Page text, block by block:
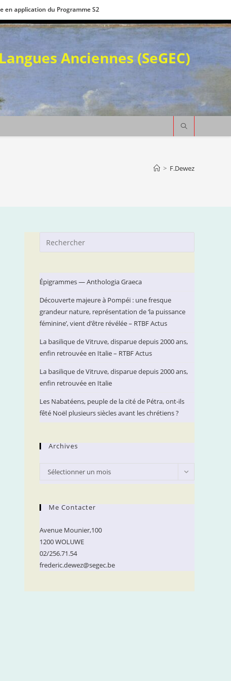
en application du Programme S2
Anciennes (SeGEC)
> F.Dewez
Escape
close
Épigrammes — Anthologia Graeca
Découverte majeure à Pompéi : une fresque
grandeur nature, représentation de ‘la puissance
féminine’, vient d’être révélée – RTBF Actus
La basilique de Vitruve, disparue depuis 2000 ans,
enfin retrouvée en Italie – RTBF Actus
La basilique de Vitruve, disparue depuis 2000 ans,
enfin retrouvée en Italie
Les Nabatéens, peuple de la cité de Pétra, ont-ils
fêté Noël plusieurs siècles avant les chrétiens ?
Archives
Archives
Sélectionner un mois
Me Contacter
Avenue Mounier,100
1200 WOLUWE
02/256.71.54
frederic.dewez@segec.be